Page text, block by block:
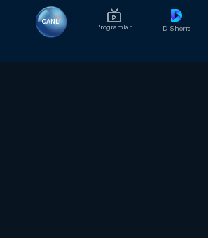
CANLI
Programlar D-Shorts